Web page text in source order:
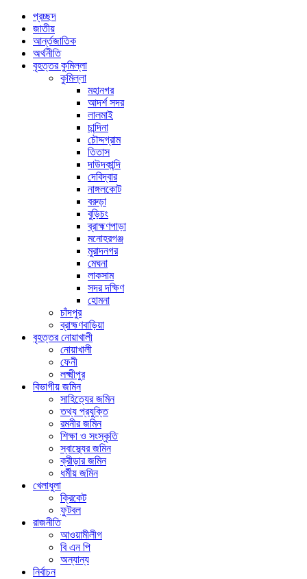
প্রচ্ছদ
জাতীয়
আর্ন্তজাতিক
অর্থনীতি
বৃহত্তর কুমিল্লা
কুমিল্লা
মহানগর
আদর্শ সদর
লালমাই
চান্দিনা
চৌদ্দগ্রাম
তিতাস
দাউদকান্দি
দেবিদ্বার
নাঙ্গলকোট
বরুড়া
বুড়িচং
ব্রাহ্মণপাড়া
মনোহরগঞ্জ
মুরাদনগর
মেঘনা
লাকসাম
সদর দক্ষিণ
হোমনা
চাঁদপুর
ব্রাহ্মণবাড়িয়া
বৃহত্তর নোয়াখালী
নোয়াখালী
ফেনী
লক্ষ্মীপুর
বিভাগীয় জমিন
সাহিত্যের জমিন
তথ্য প্রযুক্তি
রমনীর জমিন
শিক্ষা ও সংস্কৃতি
স্বাস্থ্যের জমিন
ক্রীড়ার জমিন
ধর্মীয় জমিন
খেলাধুলা
ক্রিকেট
ফুটবল
রাজনীতি
আওয়ামীলীগ
বি এন পি
অন্যান্য
নির্বাচন